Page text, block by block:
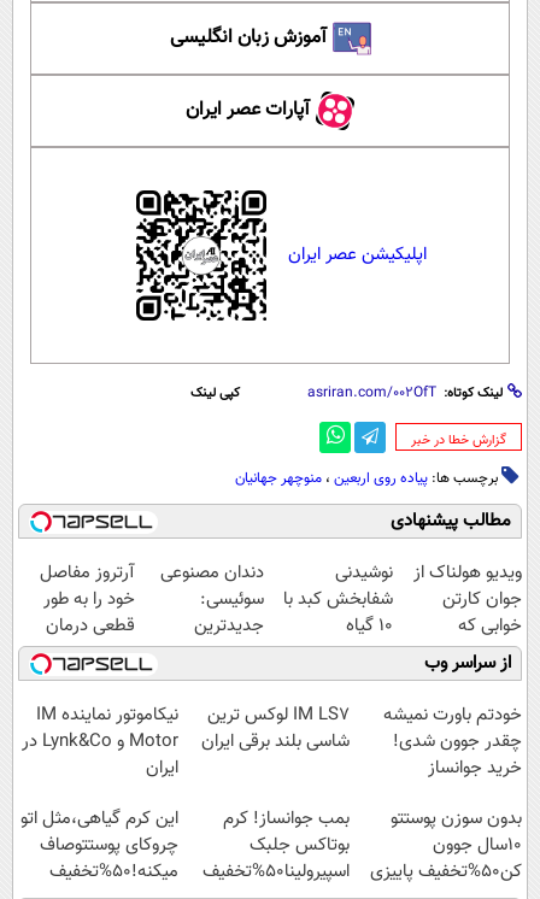
آموزش زبان انگلیسی
آپارات عصر ایران
اپلیکیشن عصر ایران
لینک کوتاه: کپی لینک
‌گزارش خطا در خبر
برچسب ها: پیاده روی اربعین ، منوچهر جهانیان
مطالب پیشنهادی
ویدیو هولناک از
جوان کارتن
خوابی که
میلیاردر شد.
آموزش رایگان
نوشیدنی
شفابخش کبد با
10 گیاه
موثر(تخفیف تا
امشب)
دندان مصنوعی
سوئیسی:
جدیدترین
فناوری اروپا،
سبک و مقاوم |
پرداخت قسطی
آرتروز مفاصل
خود را به طور
قطعی درمان
کنید!
◗پرسش‌نامه◖
از سراسر وب
خودتم باورت نمیشه
چقدر جوون شدی!
خرید جوانساز
ویژه
IM LS7 لوکس ترین
شاسی بلند برقی ایران
نیکاموتور نماینده IM
Motor و Lynk&Co در
ایران
بدون سوزن پوستتو
10سال جوون
کن50%تخفیف پاییزی
بمب جوانساز! کرم
بوتاکس جلبک
اسپیرولینا50%تخفیف
این کرم گیاهی،مثل اتو
چروکای پوستتوصاف
میکنه!50%تخفیف